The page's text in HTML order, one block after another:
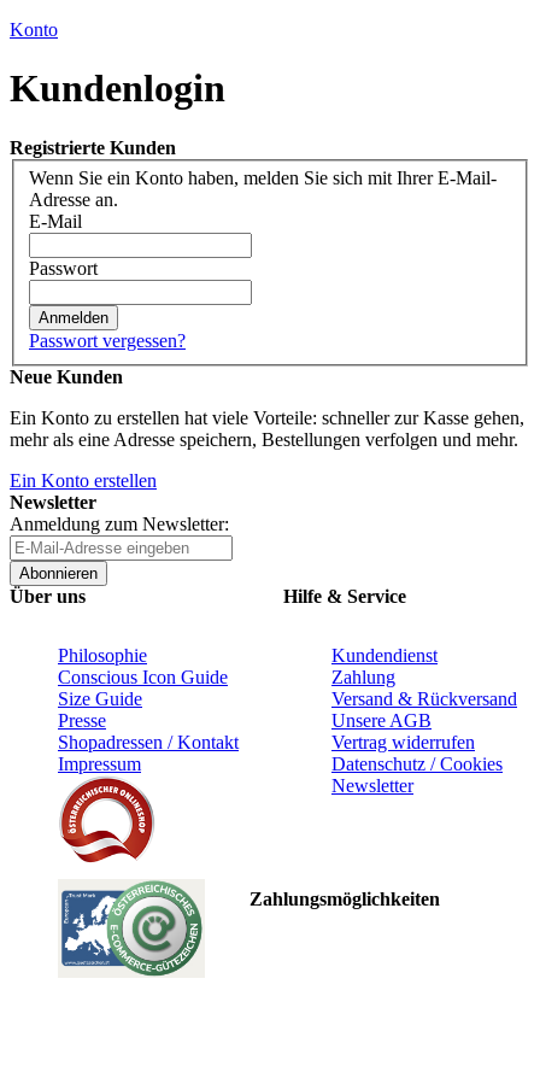
Konto
Kundenlogin
Registrierte Kunden
Wenn Sie ein Konto haben, melden Sie sich mit Ihrer E-Mail-
Adresse an.
E-Mail
Passwort
Anmelden
Passwort vergessen?
Neue Kunden
Ein Konto zu erstellen hat viele Vorteile: schneller zur Kasse gehen,
mehr als eine Adresse speichern, Bestellungen verfolgen und mehr.
Ein Konto erstellen
Newsletter
Anmeldung zum Newsletter:
Abonnieren
Über uns
Philosophie
Conscious Icon Guide
Size Guide
Presse
Shopadressen / Kontakt
Impressum
Hilfe & Service
Kundendienst
Zahlung
Versand & Rückversand
Unsere AGB
Vertrag widerrufen
Datenschutz / Cookies
Newsletter
Zahlungsmöglichkeiten